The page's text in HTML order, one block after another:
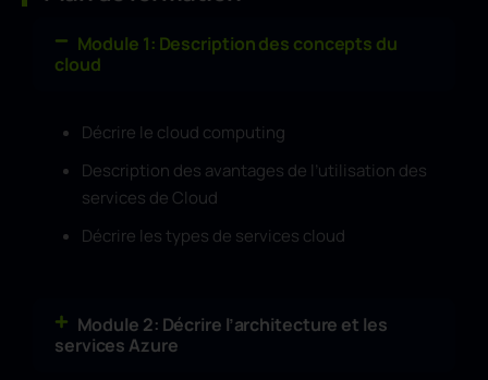
Module 1: Description des concepts du
cloud
Décrire le cloud computing
Description des avantages de l’utilisation des
services de Cloud
Décrire les types de services cloud
Module 2: Décrire l’architecture et les
services Azure